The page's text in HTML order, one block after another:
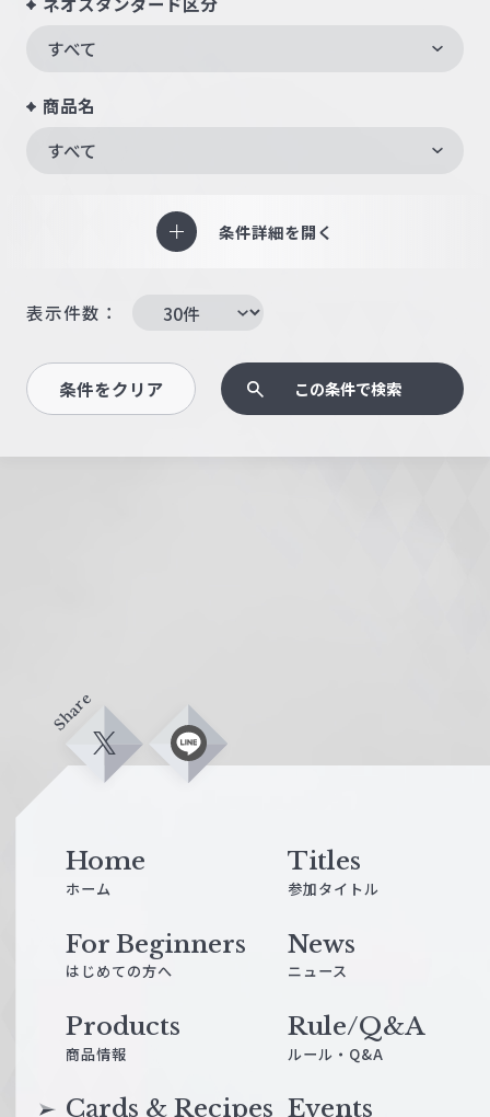
すべて
商品名
すべて
条件詳細を開く
表示件数：
条件をクリア この条件で検索
Share
X L
Home
ホーム
Titles
参加タイトル
For Beginners
はじめての方へ
News
ニュース
Products
商品情報
Cards & Recipes Events
Rule/Q&A
ルール・Q&A